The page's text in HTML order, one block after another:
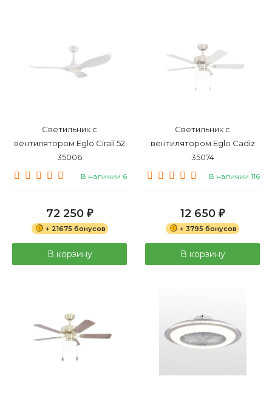
Рожковые
Светильник с
вентилятором Eglo Cirali 52
35006
В наличии 6
72 250 ₽
+ 21675 бонусов
В корзину
Светильник с
вентилятором Eglo Cadiz
35074
В наличии 116
12 650 ₽
+ 3795 бонусов
В корзину